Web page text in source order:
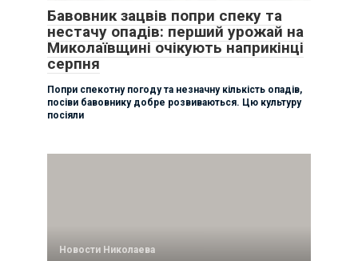
Бавовник зацвів попри спеку та
нестачу опадів: перший урожай на
Миколаївщині очікують наприкінці
серпня
Попри спекотну погоду та незначну кількість опадів,
посіви бавовнику добре розвиваються. Цю культуру
посіяли
Новости Николаева